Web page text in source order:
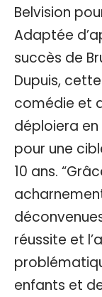
Belvision
Adaptée
succès de
Dupuis,
comédie et
déploiera
pour une
10 ans.
réussite et
enfants et